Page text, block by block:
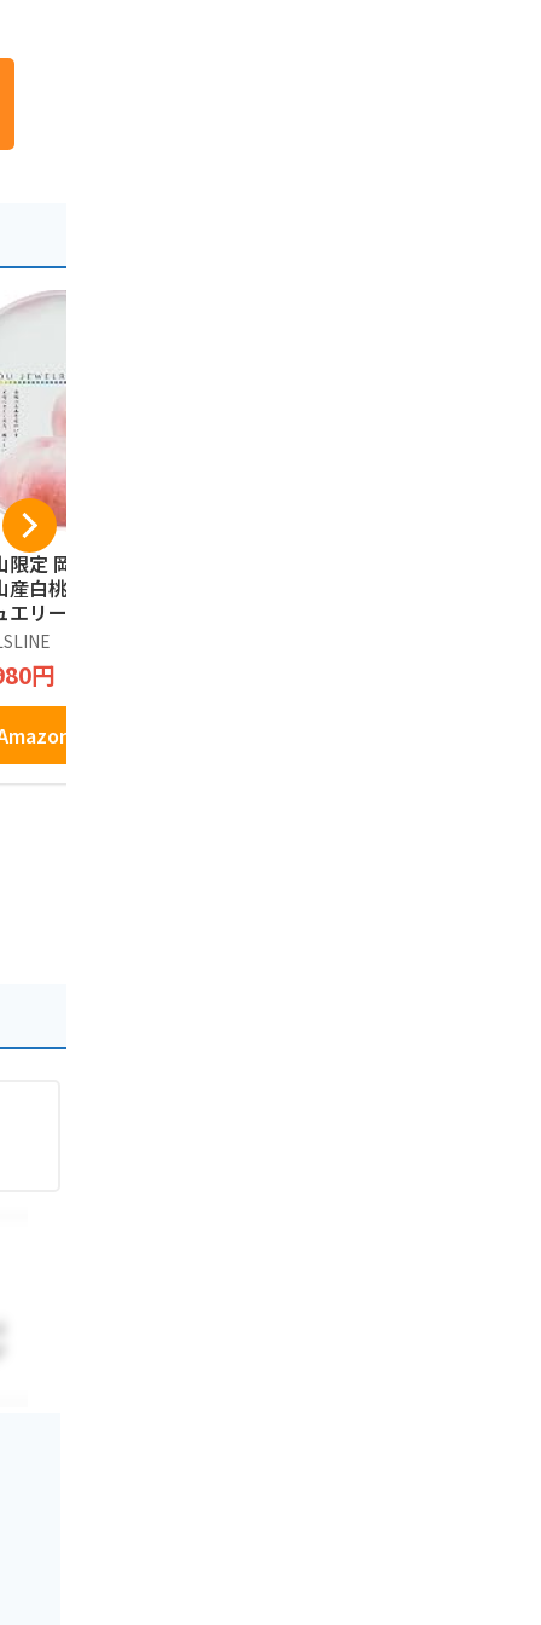
限定 岡山土産
産白桃使用 白桃
エリー 美味贅沢
JEWELRY
ゼリー 菓子 6個
円
で見る